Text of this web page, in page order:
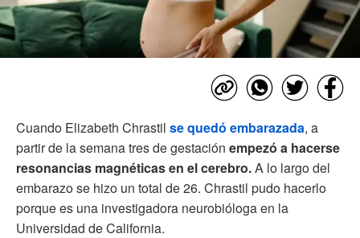
Cuando Elizabeth Chrastil se quedó embarazada, a
partir de la semana tres de gestación empezó a hacerse
resonancias magnéticas en el cerebro.A lo largo del
embarazo se hizo un total de 26. Chrastil pudo hacerlo
porque es una investigadora neurobióloga en la
Universidad de California.